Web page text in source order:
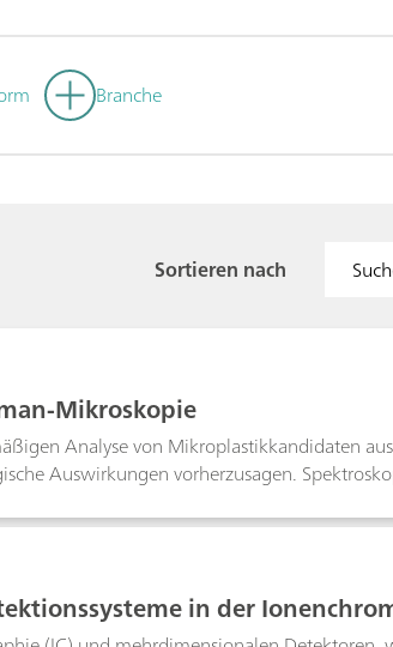
Branche
Sortieren nach
Mikroskopie
Analyse von Mikroplastikkandidaten
Auswirkungen vorherzusagen.
(FTIR) zur schnellen Identifizierung
in der